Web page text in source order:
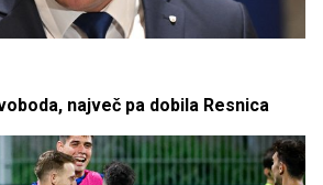
največ pa dobila Resnica